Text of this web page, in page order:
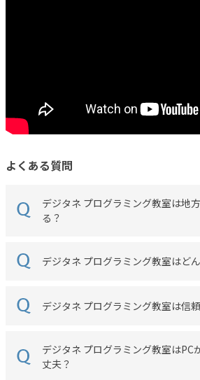
よくある質問
デジタネ プログラミング教室は地
る？
デジタネ プログラミング教室はど
デジタネ プログラミング教室は信
デジタネ プログラミング教室はPC
丈夫？